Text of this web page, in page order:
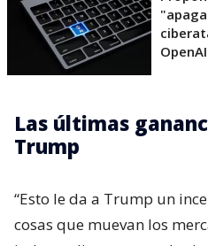
OpenAI
Las últimas
Trump
“Esto le da a Trump un
cosas que muevan los